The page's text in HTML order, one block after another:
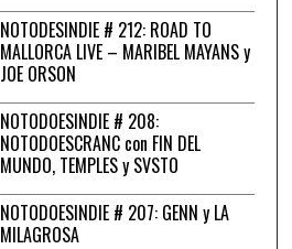
NOTODESINDIE # 212: ROAD TO
MALLORCA LIVE – MARIBEL MAYANS y
JOE ORSON
NOTODOESINDIE # 208:
NOTODOESCRANC con FIN DEL
MUNDO, TEMPLES y SVSTO
NOTODOESINDIE # 207: GENN y LA
MILAGROSA